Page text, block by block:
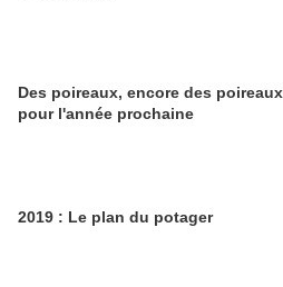
Des poireaux, encore des
pour l'année prochaine
2019 : Le plan du potager